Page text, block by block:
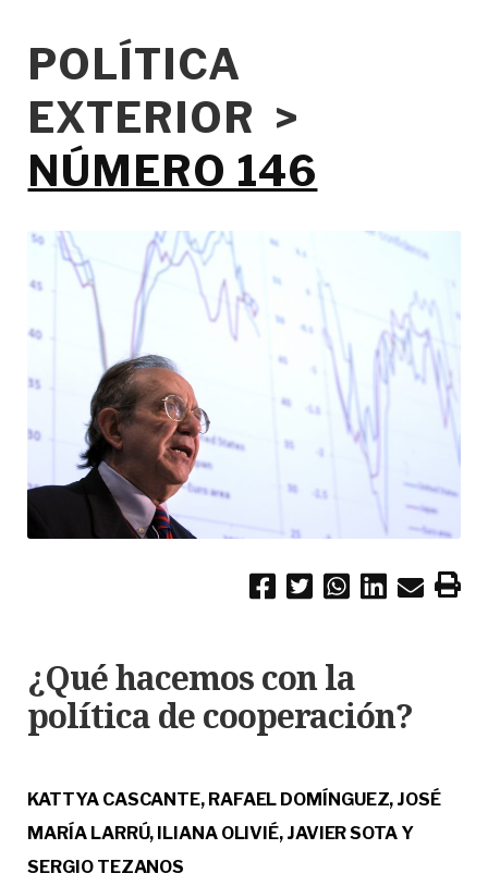
POLÍTICA
EXTERIOR >
NÚMERO 146
¿Qué hacemos con la
política de cooperación?
KATTYA CASCANTE, RAFAEL DOMÍNGUEZ, JOSÉ
MARÍA LARRÚ, ILIANA OLIVIÉ, JAVIER SOTA Y
SERGIO TEZANOS